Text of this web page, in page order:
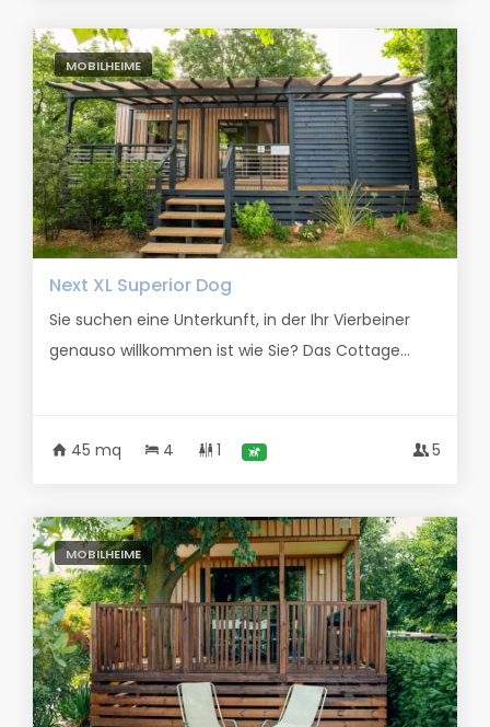
MOBILHEIME
Next XL Superior Dog
Sie suchen eine Unterkunft, in der Ihr Vierbeiner
genauso willkommen ist wie Sie? Das Cottage...
45 mq 4 1 5
MOBILHEIME